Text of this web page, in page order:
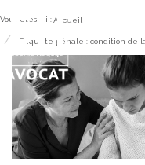
Vous êtes ici :Accueil
Enquête pénale : condition de